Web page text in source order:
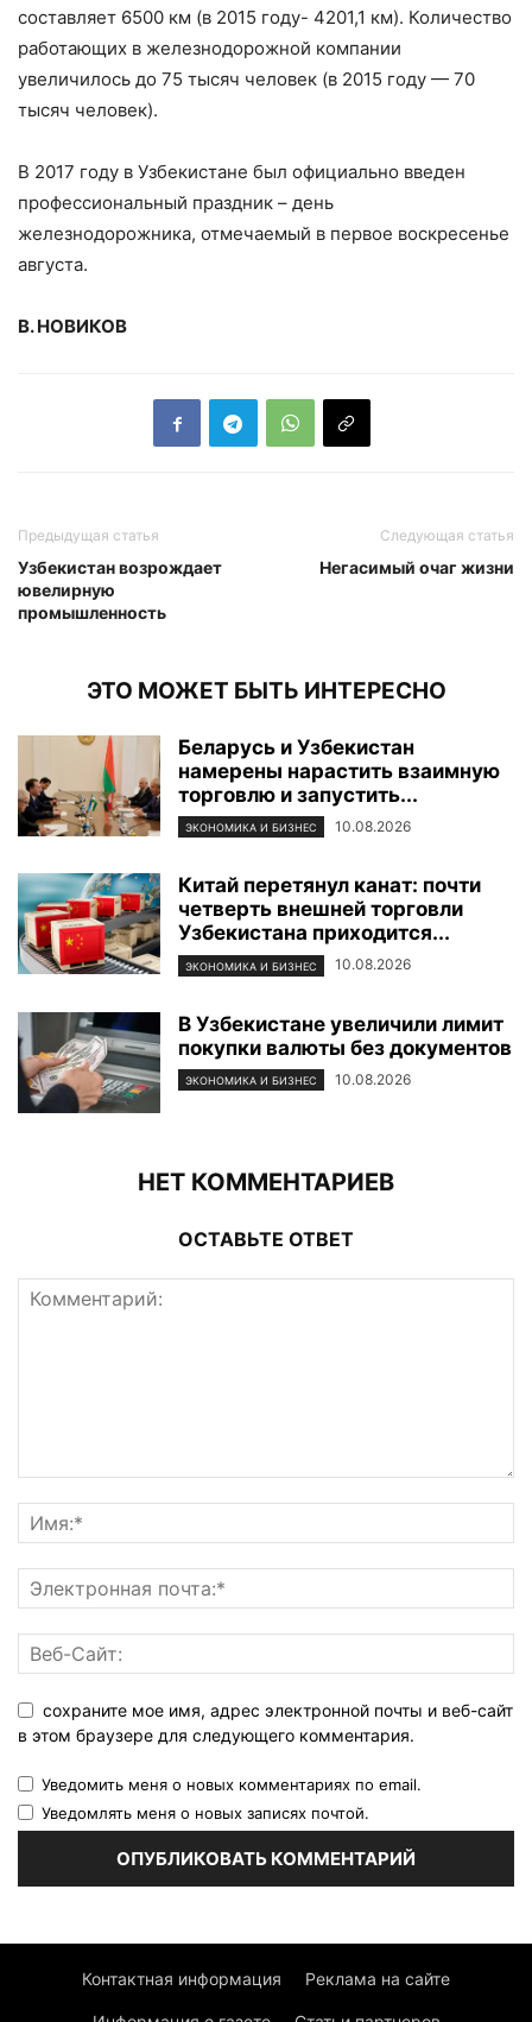
составляет 6500 км (в 2015 году- 4201,1 км). Количество
работающих в железнодорожной компании
увеличилось до 75 тысяч человек (в 2015 году — 70
тысяч человек).
В 2017 году в Узбекистане был официально введен
профессиональный праздник – день
железнодорожника, отмечаемый в первое воскресенье
августа.
В. НОВИКОВ
Предыдущая статья
Узбекистан возрождает
ювелирную
промышленность
Следующая статья
Негасимый очаг жизни
ЭТО МОЖЕТ БЫТЬ ИНТЕРЕСНО
Беларусь и Узбекистан
намерены нарастить взаимную
торговлю и запустить...
ЭКОНОМИКА И БИЗНЕС 10.08.2026
Китай перетянул канат: почти
четверть внешней торговли
Узбекистана приходится...
ЭКОНОМИКА И БИЗНЕС 10.08.2026
В Узбекистане увеличили лимит
покупки валюты без документов
ЭКОНОМИКА И БИЗНЕС 10.08.2026
НЕТ КОММЕНТАРИЕВ
ОСТАВЬТЕ ОТВЕТ
сохраните мое имя, адрес электронной почты и веб-сайт
в этом браузере для следующего комментария.
Уведомить меня о новых комментариях по email.
Уведомлять меня о новых записях почтой.
Контактная информация Реклама на сайте